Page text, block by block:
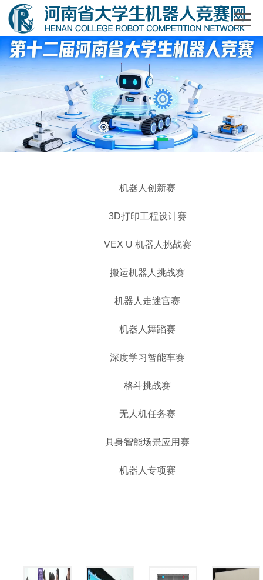
1 2
机器人创新赛
3D打印工程设计赛
VEX U 机器人挑战赛
搬运机器人挑战赛
机器人走迷宫赛
机器人舞蹈赛
深度学习智能车赛
格斗挑战赛
无人机任务赛
具身智能场景应用赛
机器人专项赛